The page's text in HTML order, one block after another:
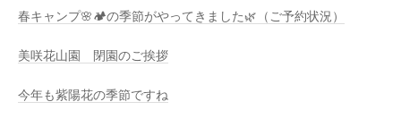
春キャンプ🌸🏕️の季節がやってきました🌿（ご予約状況）
美咲花山園 閉園のご挨拶
今年も紫陽花の季節ですね